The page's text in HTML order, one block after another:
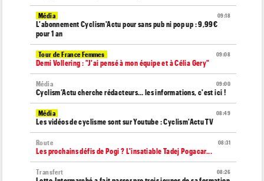
09:18
Média
L'abonnement Cyclism'Actu pour sans pub ni pop up : 9,99€
pour 1 an
09:08
Tour de France Femmes
Demi Vollering : "J'ai pensé à mon équipe et à Célia Gery"
09:00
Média
Cyclism’Actu cherche rédacteurs… les informations, c'est ici !
08:49
Média
Les vidéos de cyclisme sont sur Youtube : Cyclism'Actu TV
08:31
Route
Les prochains défis de Pogi ? L'insatiable Tadej Pogacar...
08:26
Transfert